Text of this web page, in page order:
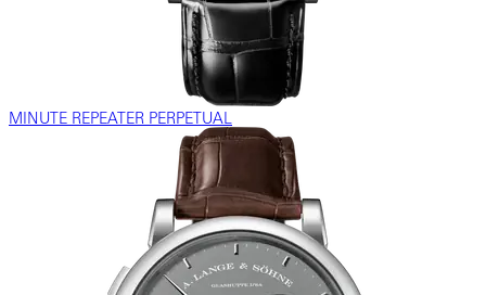
MINUTE REPEATER PERPETUAL